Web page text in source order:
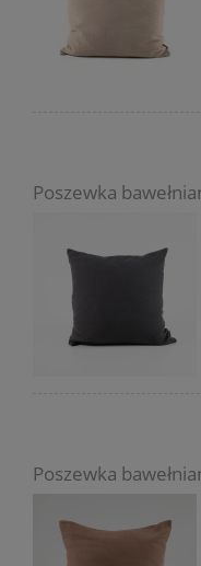
Poszewka
Poszewka